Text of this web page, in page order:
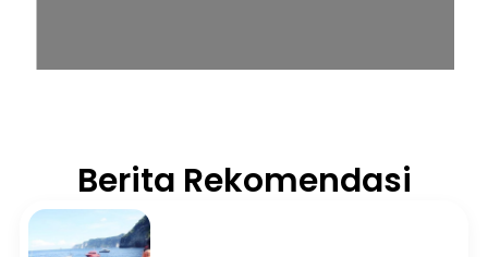
Berita Rekomendasi